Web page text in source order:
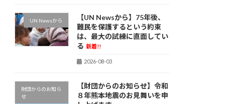
UN Newsから
【UN Newsから】75年後、
難民を保護するという約束
は、最大の試練に直面してい
る 新着!!
2026-08-03
財団からのお知ら
せ
【財団からのお知らせ】令和
８年熊本地震のお見舞いを申